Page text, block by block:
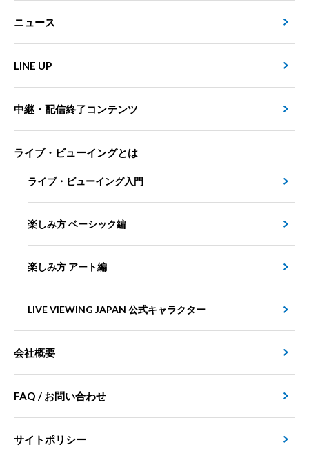
ニュース
LINE UP
中継・配信終了コンテンツ
ライブ・ビューイングとは
ライブ・ビューイング入門
楽しみ方 ベーシック編
楽しみ方 アート編
LIVE VIEWING JAPAN 公式キャラクター
会社概要
FAQ / お問い合わせ
サイトポリシー